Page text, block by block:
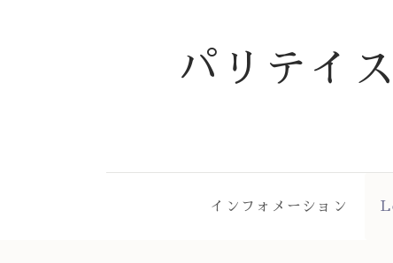
パリテイ
インフォメーション